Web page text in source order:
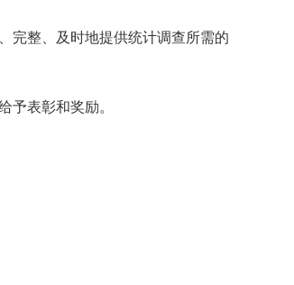
完整、及时地提供统计调查所需的
予表彰和奖励。